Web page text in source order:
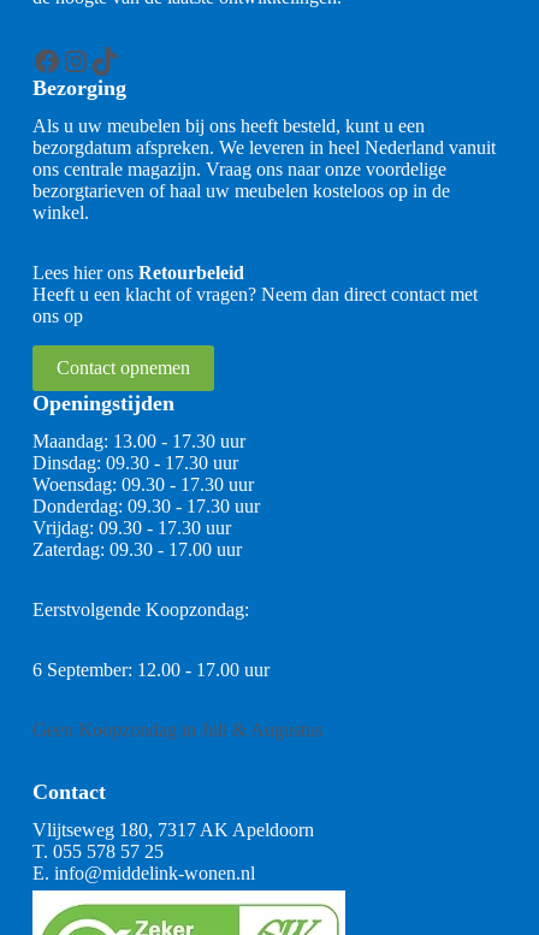
Facebook
Instagram
TikTok
Bezorging
Als u uw meubelen bij ons heeft besteld, kunt u een
bezorgdatum afspreken. We leveren in heel Nederland vanuit
ons centrale magazijn. Vraag ons naar onze voordelige
bezorgtarieven of haal uw meubelen kosteloos op in de
winkel.
Lees hier ons Retourbeleid
Heeft u een klacht of vragen? Neem dan direct contact met
ons op
Contact opnemen
Openingstijden
Maandag: 13.00 - 17.30 uur
Dinsdag: 09.30 - 17.30 uur
Woensdag: 09.30 - 17.30 uur
Donderdag: 09.30 - 17.30 uur
Vrijdag: 09.30 - 17.30 uur
Zaterdag: 09.30 - 17.00 uur
Eerstvolgende Koopzondag:
6 September: 12.00 - 17.00 uur
Geen Koopzondag in Juli & Augustus
Contact
Vlijtseweg 180, 7317 AK Apeldoorn
T. 055 578 57 25
E. info@middelink-wonen.nl